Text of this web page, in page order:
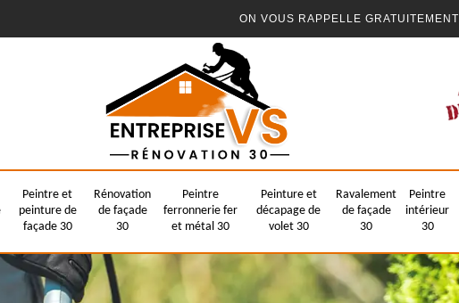
ON VOUS RAPPELLE GRATUITEMENT
Peintre et
peinture de
façade 30
Rénovation
de façade
30
Peintre
ferronnerie fer
et métal 30
Peinture et
décapage de
volet 30
Ravalement
de façade
30
Peintre
intérieur
30